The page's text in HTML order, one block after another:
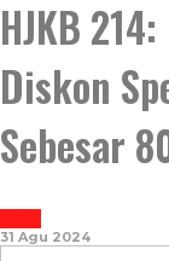
HJKB
Diskon
Sebesar
31 Agu 2024